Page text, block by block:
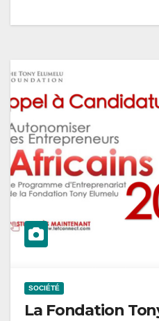
SOCIÉTÉ
La Fondation